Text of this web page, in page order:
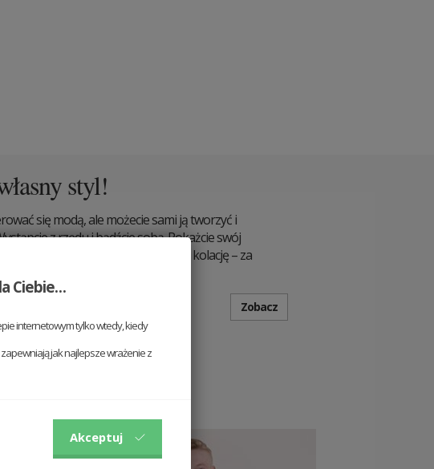
styl!
się modą, ale możecie sami ją tworzyć i
z rzędu i bądźcie sobą. Pokażcie swój
Do pracy, na spotkanie, na kolację – za
Zobacz
Ciebie…
internetowym tylko wtedy, kiedy
jak najlepsze wrażenie z
Akceptuj